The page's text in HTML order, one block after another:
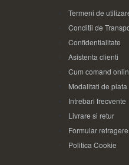
Termeni de
Conditii de
Confidentialitate
Asistenta clienti
Cum comand
Modalitati de plata
Intrebari frecvente
Livrare si retur
Formular retragere
Politica Cookie